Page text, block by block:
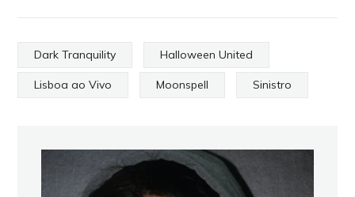
Dark Tranquility Halloween United
Lisboa ao Vivo Moonspell Sinistro